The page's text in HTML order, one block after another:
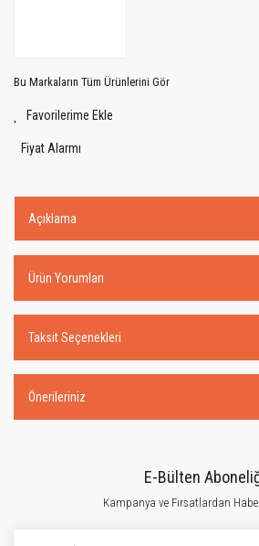
Bu Markaların Tüm Ürünlerini Gör
Fiyat Alarmı
Açıklama
Ürün Yorumları
Taksit Seçenekleri
Önerileriniz
E-Bülten
Kampanya ve Fırsatlardan